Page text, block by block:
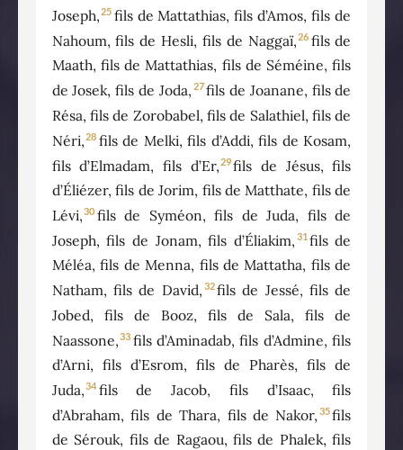
Joseph,25 fils de Mattathias, fils d’Amos, fils de
Nahoum, fils de Hesli, fils de Naggaï,26 fils de
Maath, fils de Mattathias, fils de Séméine, fils
de Josek, fils de Joda, 27fils de Joanane, fils de
Résa, fils de Zorobabel, fils de Salathiel, fils de
Néri,28 fils de Melki, fils d’Addi, fils de Kosam,
fils d’Elmadam, fils d’Er,29fils de Jésus, fils
d’Éliézer, fils de Jorim, fils de Matthate, fils de
Lévi,30 fils de Syméon, fils de Juda, fils de
Joseph, fils de Jonam, fils d’Éliakim, 31 fils de
Méléa, fils de Menna, fils de Mattatha, fils de
Natham, fils de David, 32fils de Jessé, fils de
Jobed, fils de Booz, fils de Sala, fils de
Naassone,33 fils d’Aminadab, fils d’Admine, fils
d’Arni, fils d’Esrom, fils de Pharès, fils de
Juda,34 fils de Jacob, fils d’Isaac, fils
d’Abraham, fils de Thara, fils de Nakor, 35fils
de Sérouk, fils de Ragaou, fils de Phalek, fils